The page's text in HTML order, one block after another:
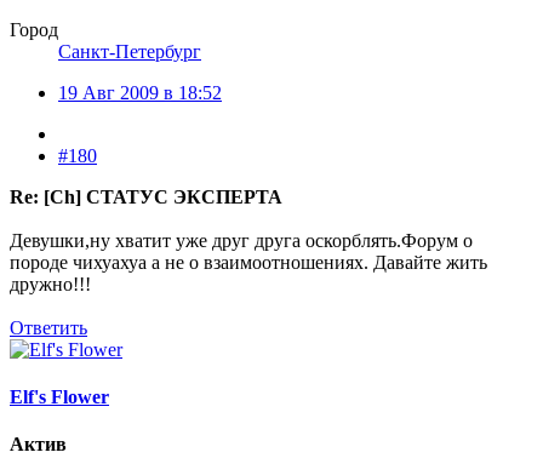
Город
Санкт-Петербург
19 Авг 2009 в 18:52
#180
Re: [Ch] СТАТУС ЭКСПЕРТА
Девушки,ну хватит уже друг друга оскорблять.Форум о
породе чихуахуа а не о взаимоотношениях. Давайте жить
дружно!!!
Ответить
Elf's Flower
Актив